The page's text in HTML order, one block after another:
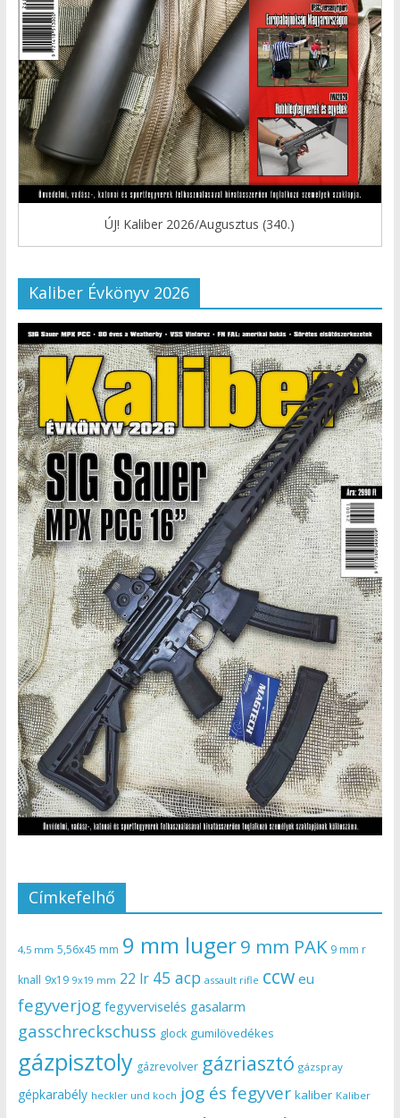
ÚJ! Kaliber 2026/Augusztus (340.)
Kaliber Évkönyv 2026
Címkefelhő
4,5 mm 5,56x45 mm 9 mm luger9 mm PAK 9 mm r
knall 9x19 9x19 mm 22 lr 45 acp assault rifle ccw eu
fegyverjog fegyverviselés gasalarm
gasschreckschuss glock gumilövedékes
gázpisztoly gázrevolver gázriasztó gázspray
gépkarabély heckler und koch jog és fegyver kaliber Kaliber